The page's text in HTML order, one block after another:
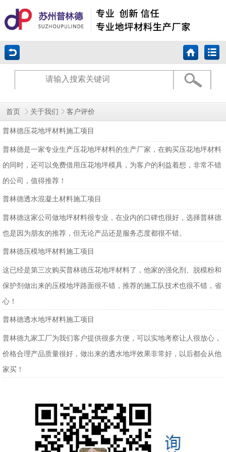
首页 关于我们 客户评价
普林德压花地坪材料施工项目
普林德是一家专业生产压花地坪材料的生产厂家，在购买压花地坪材料
的同时，还可以免费借用压花地坪模具，为客户的利益着想，非常不错
的公司，值得推荐！
普林德透水混凝土材料施工项目
普林德这家公司做地坪材料很专业，在业内的口碑也很好，选择普林德
也是因为朋友的推荐，但无论产品还是服务态度都很不错。
普林德压模地坪材料施工项目
这已经是第三次购买普林德压花地坪材料了，他家的强化剂、脱模粉和
保护剂做出来的压模地坪路面很不错，推荐的施工队技术也很不错，省
心！
普林德透水地坪材料施工项目
普林德九家工厂为我们客户提供很多方便，可以实地考察让人很放心，
价格合理产品质量很好，做出来的透水地坪效果非常好，以后都会从他
家买！